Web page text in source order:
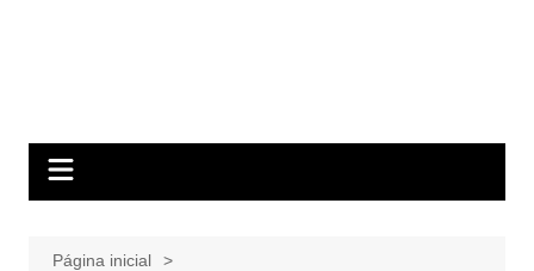
Página inicial